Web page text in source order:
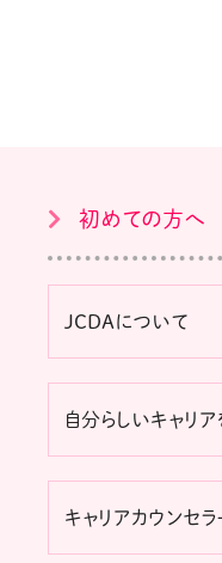
初めての方へ
JCDAについて
自分らしいキャリア
キャリアカウンセラ